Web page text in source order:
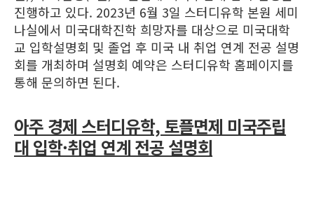
진행하고 있다. 2023년 6월 3일 스터디유학 본원 세미
나실에서 미국대학진학 희망자를 대상으로 미국대학
교 입학설명회 및 졸업 후 미국 내 취업 연계 전공 설명
회를 개최하며 설명회 예약은 스터디유학 홈페이지를
통해 문의하면 된다.
아주 경제 스터디유학, 토플면제 미국주립
대 입학·취업 연계 전공 설명회